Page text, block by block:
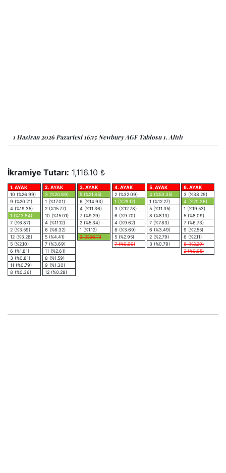
1 Haziran 2026 Pazartesi 16:15 Newbury AGF Tablosu 1. Altılı
İkramiye Tutarı: 1,116.10 ₺
1. AYAK
10 (%26.99)
9 (%20.21)
4 (%19.35)
1 (%13.84)
7 (%6.87)
2 (%3.59)
12 (%3.28)
5 (%2.10)
6 (%1.81)
3 (%0.81)
11 (%0.79)
8 (%0.36)
2. AYAK
3 (%20.89)
1 (%17.01)
2 (%15.77)
10 (%15.01)
4 (%11.12)
6 (%6.32)
5 (%4.41)
7 (%3.69)
11 (%2.61)
8 (%1.59)
9 (%1.30)
12 (%0.28)
3. AYAK
5 (%21.85)
6 (%14.93)
4 (%11.36)
7 (%9.29)
2 (%5.34)
1 (%1.12)
3 (%36.11)
4. AYAK
2 (%32.09)
1 (%29.17)
3 (%12.78)
6 (%9.70)
4 (%9.62)
8 (%3.69)
5 (%2.95)
7 (%0.00)
5. AYAK
4 (%53.35)
1 (%12.27)
5 (%11.35)
8 (%8.13)
7 (%7.83)
6 (%3.49)
2 (%2.79)
3 (%0.79)
6. AYAK
3 (%38.29)
4 (%20.36)
1 (%19.53)
5 (%8.09)
7 (%6.73)
9 (%2.55)
6 (%2.11)
8 (%2.29)
2 (%0.05)